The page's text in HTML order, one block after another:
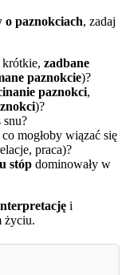
o paznokciach, zadaj
krótkie, zadbane
paznokcie)?
paznokci,
)?
snu?
mogłoby wiązać się
praca)?
stóp dominowały w
i
życiu.